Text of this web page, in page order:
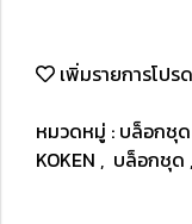
เพิ่มรายการโปรด
หมวดหมู่ : บล็อกชุด
KOKEN , บล็อกชุด ,